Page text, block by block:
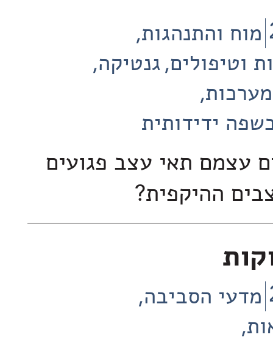
מוח והתנהגות
וטיפולים גנטיקה
ידידותית
עצמם תאי עצב פגועים
ההיקפית?
מדעי הסביבה